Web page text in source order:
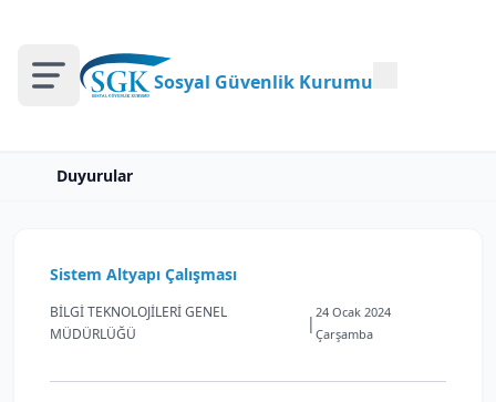
Sosyal Güvenlik Kurumu
Duyurular
Sistem Altyapı Çalışması
BİLGİ TEKNOLOJİLERİ GENEL
MÜDÜRLÜĞÜ
|
24 Ocak 2024
Çarşamba